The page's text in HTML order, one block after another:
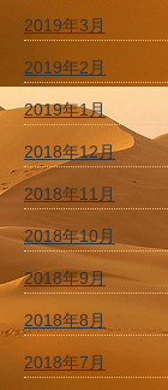
2019年3月
2019年2月
2019年1月
2018年12月
2018年11月
2018年10月
2018年9月
2018年8月
2018年7月